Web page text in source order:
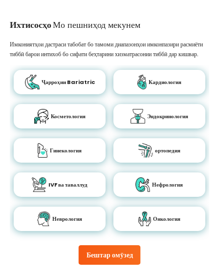
ИхтисосҳоМо пешниҳод мекунем
Бештар омӯзед
Имкониятҳои дастраси табобат бо тамоми диапазонҳои имконпазири расмиёти
тиббӣ барои интихоб бо сифати беҳтарини хизматрасонии тиббӣ дар кишвар.
Ҷарроҳии Bariatric Кардиология
Косметология Эндокринология
Гинекология ортопедия
IVF ва таваллуд Нефрология
Неврология Онкология